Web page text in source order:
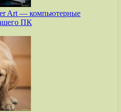
Art — компьютерные
ПК